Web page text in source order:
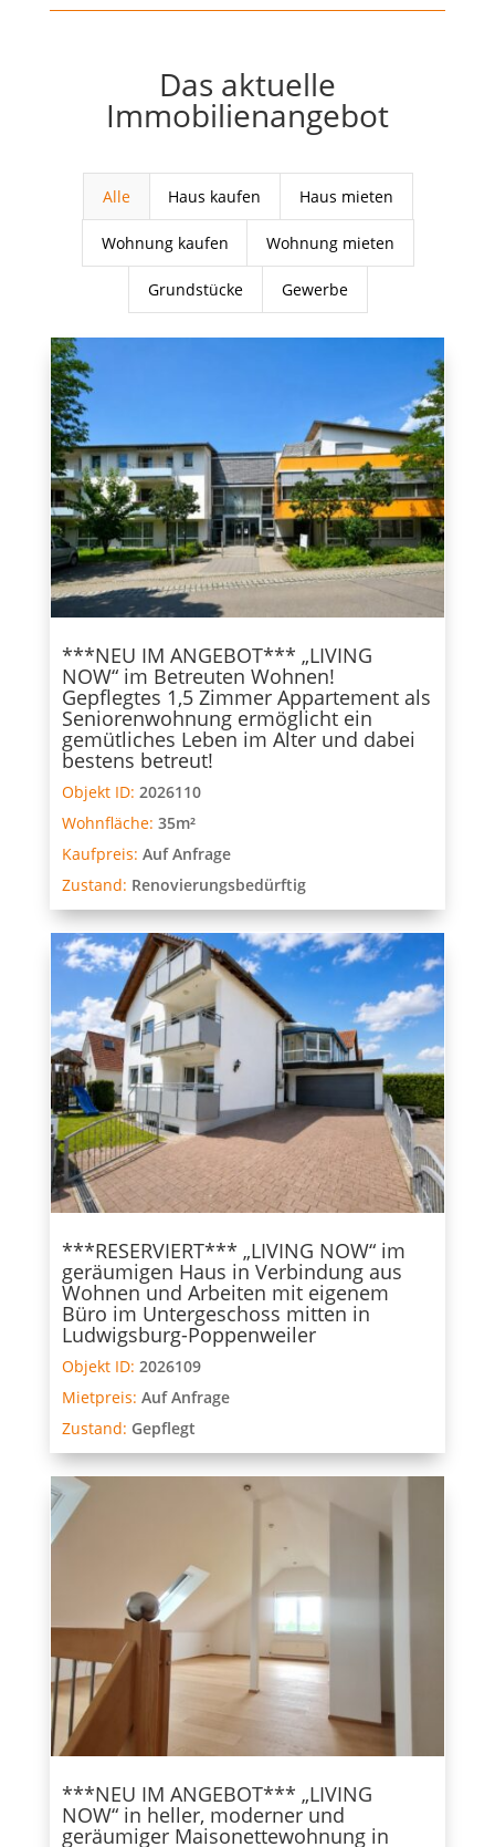
Das aktuelle
Immobilienangebot
Alle Haus kaufen Haus mieten
Wohnung kaufen Wohnung mieten
Grundstücke Gewerbe
***NEU IM ANGEBOT*** „LIVING
NOW“ im Betreuten Wohnen!
Gepflegtes 1,5 Zimmer Appartement als
Seniorenwohnung ermöglicht ein
gemütliches Leben im Alter und dabei
bestens betreut!
Objekt ID: 2026110
Wohnfläche: 35m²
Kaufpreis: Auf Anfrage
Zustand: Renovierungsbedürftig
***RESERVIERT*** „LIVING NOW“ im
geräumigen Haus in Verbindung aus
Wohnen und Arbeiten mit eigenem
Büro im Untergeschoss mitten in
Ludwigsburg-Poppenweiler
Objekt ID: 2026109
Mietpreis: Auf Anfrage
Zustand: Gepflegt
***NEU IM ANGEBOT*** „LIVING
NOW“ in heller, moderner und
geräumiger Maisonettewohnung in